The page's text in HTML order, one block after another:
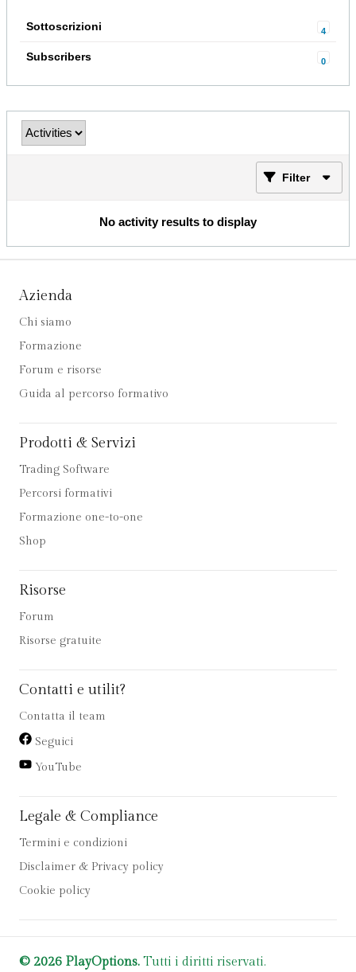
Sottoscrizioni 4
Subscribers 0
Filter
No activity results to display
Azienda
Chi siamo
Formazione
Forum e risorse
Guida al percorso formativo
Prodotti & Servizi
Trading Software
Percorsi formativi
Formazione one-to-one
Shop
Risorse
Forum
Risorse gratuite
Contatti e utilit?
Contatta il team
Seguici
YouTube
Legale & Compliance
Termini e condizioni
Disclaimer & Privacy policy
Cookie policy
© 2026 PlayOptions. Tutti i diritti riservati.